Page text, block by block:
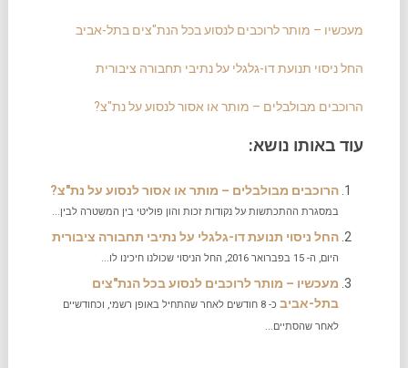
מעכשיו – מותר לרוכבים לנסוע בכל הנת"צים בתל-אביב
החל ניסוי תנועת דו-גלגלי על נתיבי תחבורה ציבורית
הרוכבים מבולבלים – מותר או אסור לנסוע על נת"צ?
עוד באותו נושא:
הרוכבים מבולבלים – מותר או אסור לנסוע על נת"צ?
במסגרת ההתכתשות על נקודות זכות והון פוליטי בין המשטרה לבין...
החל ניסוי תנועת דו-גלגלי על נתיבי תחבורה ציבורית
היום, ה- 15 בפברואר 2016, החל הניסוי שכולנו חיכינו לו...
מעכשיו – מותר לרוכבים לנסוע בכל הנת"צים
בתל-אביב
כ- 8 חודשים לאחר שהתחיל באופן רשמי, וכחודשיים
לאחר שהסתיים...